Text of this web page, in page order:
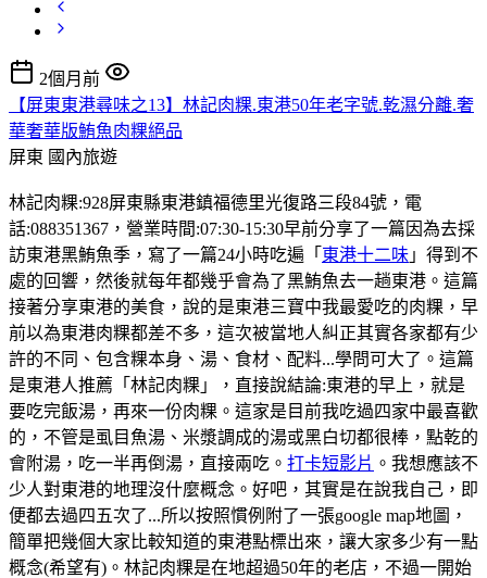
2個月前
【屏東東港尋味之13】林記肉粿.東港50年老字號.乾濕分離.奢
華奢華版鮪魚肉粿絕品
屏東 國內旅遊
林記肉粿:928屏東縣東港鎮福德里光復路三段84號，電
話:088351367，營業時間:07:30-15:30早前分享了一篇因為去採
訪東港黑鮪魚季，寫了一篇24小時吃遍「 東港十二味 」得到不
處的回響，然後就每年都幾乎會為了黑鮪魚去一趟東港。這篇
接著分享東港的美食，說的是東港三寶中我最愛吃的肉粿，早
前以為東港肉粿都差不多，這次被當地人糾正其實各家都有少
許的不同、包含粿本身、湯、食材、配料...學問可大了。這篇
是東港人推薦「林記肉粿」，直接說結論:東港的早上，就是
要吃完飯湯，再來一份肉粿。這家是目前我吃過四家中最喜歡
的，不管是虱目魚湯、米漿調成的湯或黑白切都很棒，點乾的
會附湯，吃一半再倒湯，直接兩吃。 打卡短影片 。我想應該不
少人對東港的地理沒什麼概念。好吧，其實是在說我自己，即
便都去過四五次了...所以按照慣例附了一張google map地圖，
簡單把幾個大家比較知道的東港點標出來，讓大家多少有一點
概念(希望有)。林記肉粿是在地超過50年的老店，不過一開始